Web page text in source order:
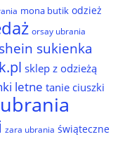
mona butik odzież
orsay ubrania
shein sukienka
sklep z odzieżą
letne tanie ciuszki
ubrania
zara ubrania świąteczne